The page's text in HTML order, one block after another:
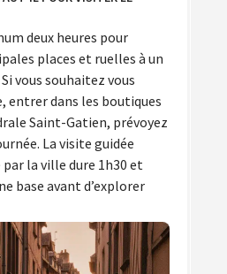
deux heures pour
places et ruelles à un
vous souhaitez vous
entrer dans les boutiques
Saint-Gatien, prévoyez
La visite guidée
la ville dure 1h30 et
base avant d’explorer